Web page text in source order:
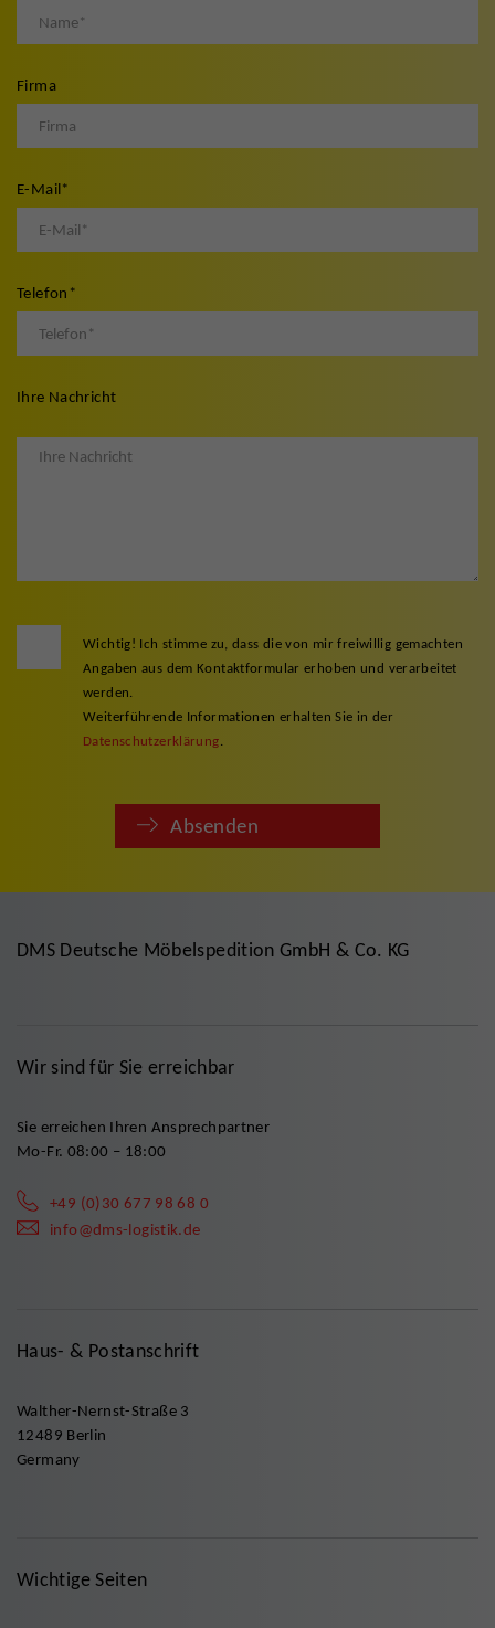
Firma
E-Mail*
Telefon *
Ihre Nachricht
Wichtig! Ich stimme zu, dass die von mir freiwillig gemachten
Angaben aus dem Kontaktformular erhoben und verarbeitet
werden.
Weiterführende Informationen erhalten Sie in der
Datenschutzerklärung.
Absenden
DMS Deutsche Möbelspedition GmbH & Co. KG
Wir sind für Sie erreichbar
Sie erreichen Ihren Ansprechpartner
Mo-Fr. 08:00 – 18:00
+49 (0)30 677 98 68 0
info@dms-logistik.de
Haus- & Postanschrift
Walther-Nernst-Straße 3
12489 Berlin
Germany
Wichtige Seiten